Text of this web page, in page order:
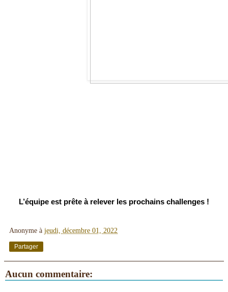
L’équipe est prête à relever les prochains challenges !
Anonyme à jeudi, décembre 01, 2022
Partager
Aucun commentaire: